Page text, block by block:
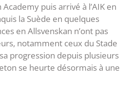
puis arrivé à l’AIK en
la Suède en quelques
en Allsvenskan n’ont pas
notamment ceux du Stade
progression depuis plusieurs
se heurte désormais à une